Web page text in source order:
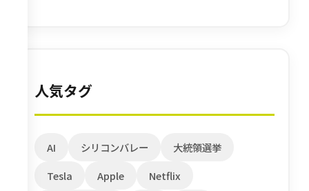
人気タグ
AI シリコンバレー
大統領選挙
Tesla
Apple
Netflix